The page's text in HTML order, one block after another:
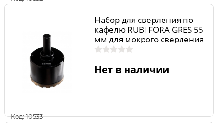
Код: 10533
Набор для сверления по
кафелю RUBI FORA GRES 55
мм для мокрого сверления
04989
Нет в наличии